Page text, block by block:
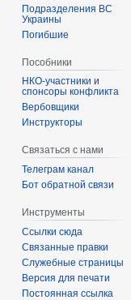
Подразделения ВС
Украины
Погибшие
Пособники
спонсоры конфликта
‏‎Вербовщики
Инструкторы
Связаться с нами
Телеграм канал
Бот обратной связи
Инструменты
Ссылки сюда
Связанные правки
Служебные страницы
Версия для печати
Постоянная ссылка